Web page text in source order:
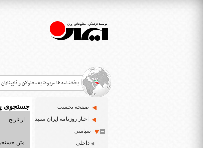
بخشنامه ها مربوط به معلولان و نابینایان
>
قانون حمایت از حقوق معلولان
صفحه نخست
اخبار روزنامه ایران سپید
سیاسی
داخلی
جستجوی
از تاریخ:
متن